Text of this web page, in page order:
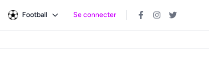
Football Se connecter